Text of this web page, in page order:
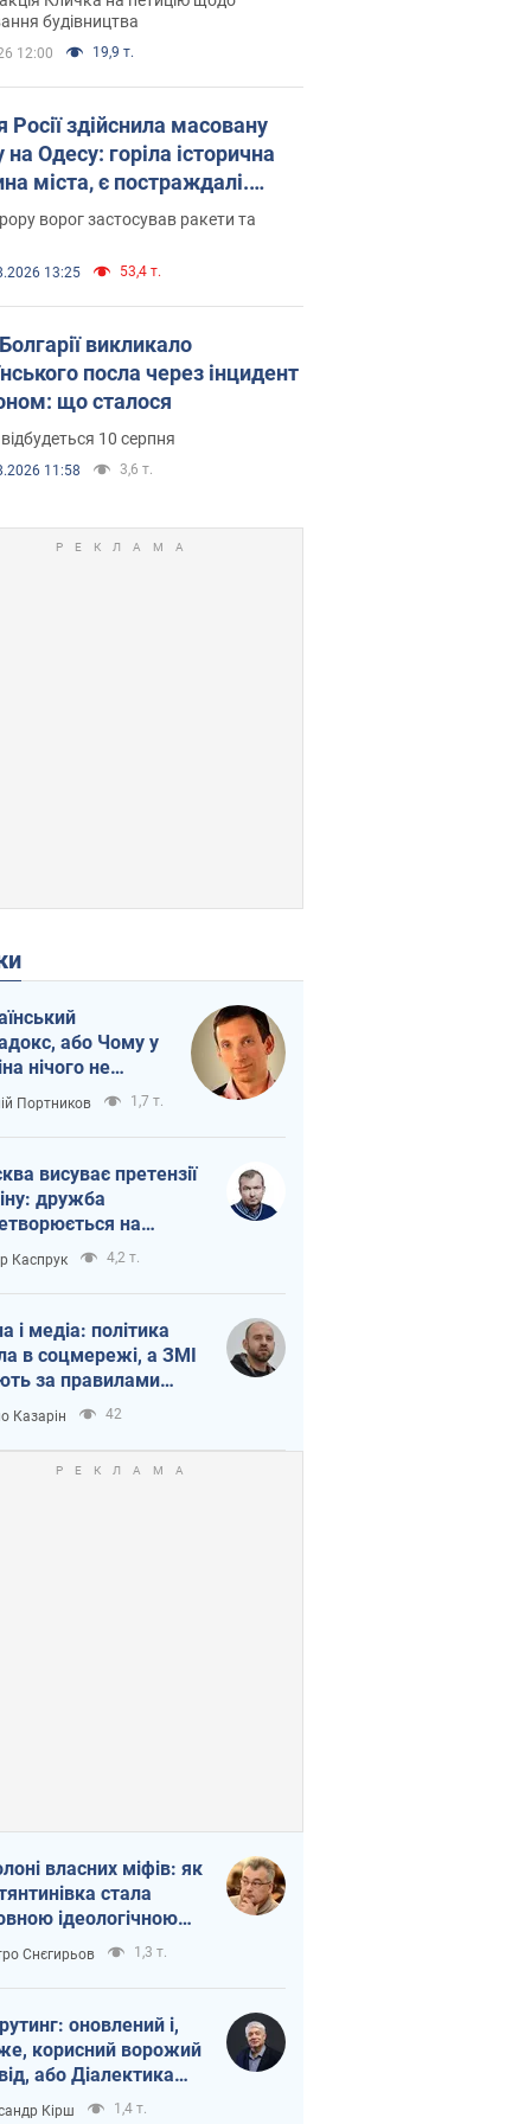
вірянина"
будівництва
12:00 19,9 т.
Росії здійснила масовану
на Одесу: горіла історична
міста, є постраждалі.
відео
ворог застосував ракети та
13:25 53,4 т.
викликало
посла через інцидент
що сталося
відбудеться 10 серпня
11:58 3,6 т.
або Чому у
нічого не
з Україною
Портников 1,7 т.
висуває претензії
дружба
на
Росії від
Каспрук 4,2 т.
і медіа: політика
в соцмережі, а ЗМІ
за правилами
Казарін 42
власних міфів: як
стала
ідеологічною
для російських
Снєгирьов 1,3 т.
оновлений і,
корисний ворожий
або Діалектика
боягузтва
Кірш 1,4 т.